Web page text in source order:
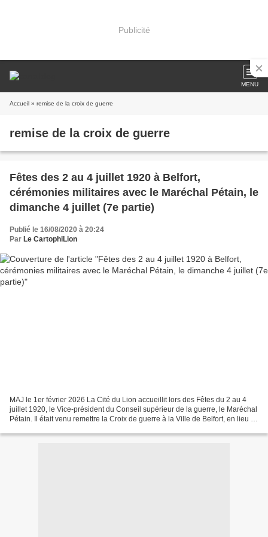
Publicité
MENU
Accueil » remise de la croix de guerre
remise de la croix de guerre
Fêtes des 2 au 4 juillet 1920 à Belfort,
cérémonies militaires avec le Maréchal Pétain, le
dimanche 4 juillet (7e partie)
Publié le 16/08/2020 à 20:24
Par Le CartophiLion
MAJ le 1er février 2026 La Cité du Lion accueillit lors des Fêtes du 2 au 4
juillet 1920, le Vice-président du Conseil supérieur de la guerre, le Maréchal
Pétain. Il était venu remettre la Croix de guerre à la Ville de Belfort, en lieu et